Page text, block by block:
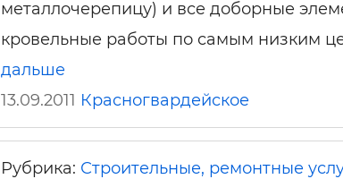
Строительная химия
Строительные, ремонтные
услуги
металлочерепицу) и все доборные
кровельные работы по самым низким
дальше
13.09.2011 Красногвардейское
Рубрика: Строительные, ремонтные